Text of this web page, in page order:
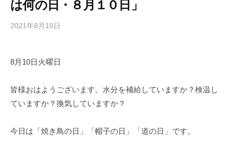
は何の日・８月１０日」
2021年8月10日
a
s
y
メ
ン
8月10日火曜日
皆様おはようございます。水分を補給していますか？検温し
ていますか？換気していますか？
今日は「焼き鳥の日」「帽子の日」「道の日」です。